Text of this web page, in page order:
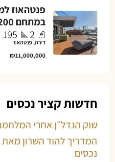
פנטהאוז
במתחם 1200, רחוב עזר ויצמן
2
195
דירה, פנטהאוז
₪11,000,000
חדשות קציר נכסים
שוק הנדל״ן אחרי
המדריך להוד השרון מאת
נכסים